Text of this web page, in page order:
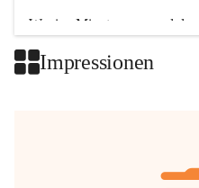
Wenige Minuten nur, und das
Impressionen